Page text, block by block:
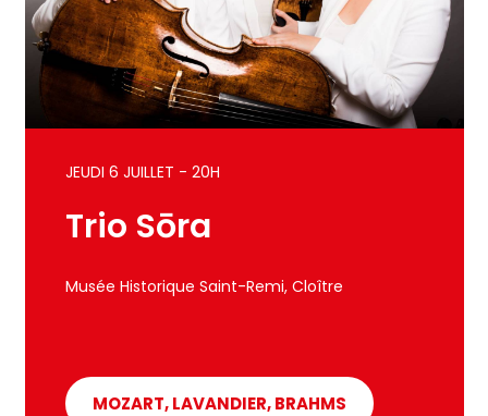
JEUDI 6 JUILLET - 20H
Trio Sōra
Musée Historique Saint-Remi, Cloître
MOZART, LAVANDIER, BRAHMS